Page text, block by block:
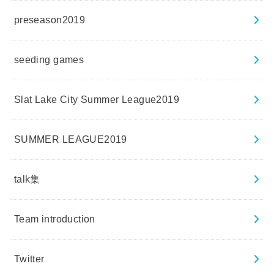
preseason2019
seeding games
Slat Lake City Summer League2019
SUMMER LEAGUE2019
talk集
Team introduction
Twitter